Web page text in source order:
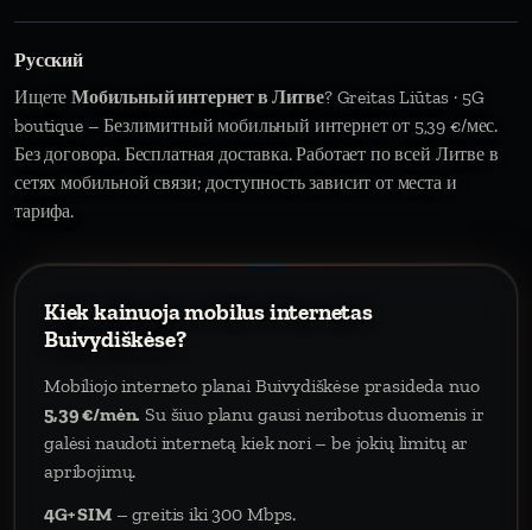
Русский
ИщетеМобильный интернет в Литве? Greitas Liūtas · 5G
boutique – Безлимитный мобильный интернет от 5,39 €/мес.
Без договора. Бесплатная доставка. Работает по всей Литве в
сетях мобильной связи; доступность зависит от места и
тарифа.
Kiek kainuoja mobilus internetas
Buivydiškėse?
Mobiliojo interneto planai Buivydiškėse prasideda nuo
5,39 €/mėn. Su šiuo planu gausi neribotus duomenis ir
galėsi naudoti internetą kiek nori – be jokių limitų ar
apribojimų.
4G+ SIM– greitis iki 300 Mbps.